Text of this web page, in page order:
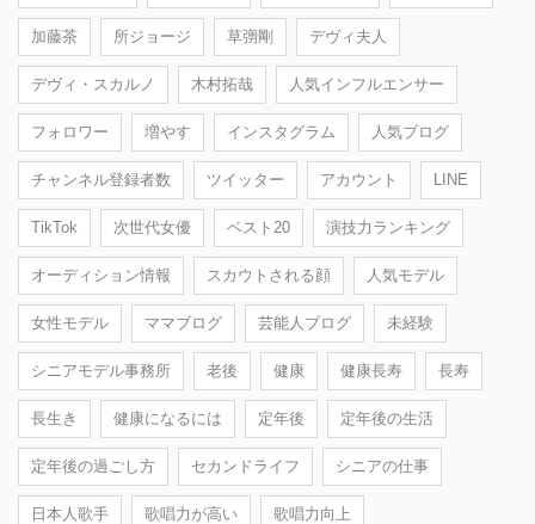
加藤茶 所ジョージ 草彅剛 デヴィ夫人
デヴィ・スカルノ 木村拓哉 人気インフルエンサー
フォロワー 増やす インスタグラム 人気ブログ
チャンネル登録者数 ツイッター アカウント LINE
TikTok 次世代女優 ベスト20 演技力ランキング
オーディション情報 スカウトされる顔 人気モデル
女性モデル ママブログ 芸能人ブログ 未経験
シニアモデル事務所 老後 健康 健康長寿 長寿
長生き 健康になるには 定年後 定年後の生活
定年後の過ごし方 セカンドライフ シニアの仕事
日本人歌手 歌唱力が高い 歌唱力向上